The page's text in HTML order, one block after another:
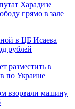
Харадизе
прямо в зале
в ЦБ Исаева
рублей
разместить в
по Украине
взорвали машину